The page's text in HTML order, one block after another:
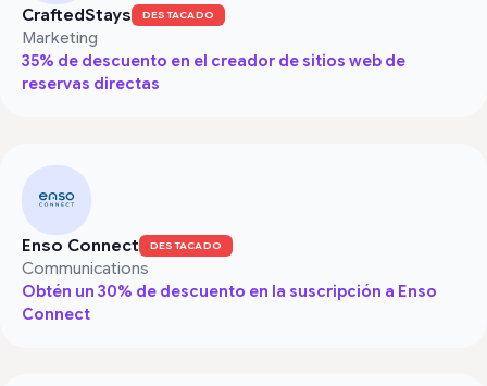
CraftedStays DESTACADO
Marketing
35% de descuento en el creador de sitios web de
reservas directas
Enso Connect DESTACADO
Communications
Obtén un 30% de descuento en la suscripción a Enso
Connect